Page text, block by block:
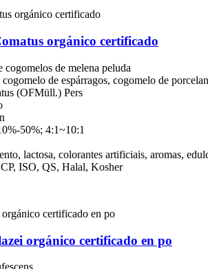
orgánico certificado
cogomelos de melena peluda
de espárragos, cogomelo de
(OFMüll.) Pers
50%; 4:1~10:1
lactosa, colorantes artificiais, aromas,
ISO, QS, Halal, Kosher
orgánico certificado en po